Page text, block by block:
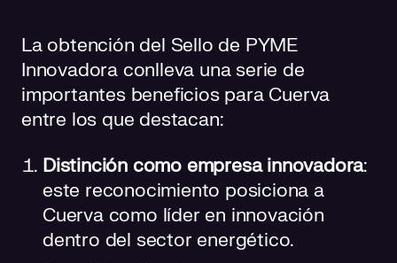
La obtención del Sello de PYME
Innovadora conlleva una serie de
importantes beneficios para Cuerva
entre los que destacan:
Distinción como empresa innovadora:
este reconocimiento posiciona a
Cuerva como líder en innovación
dentro del sector energético.